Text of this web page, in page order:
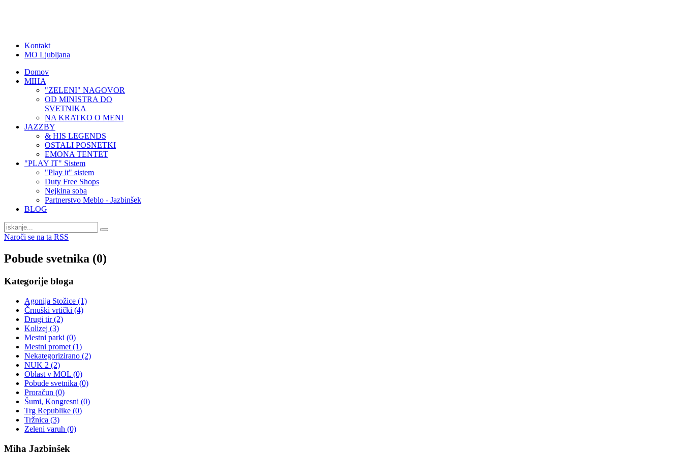
Kontakt
MO Ljubljana
Domov
MIHA
"ZELENI" NAGOVOR
OD MINISTRA DO
SVETNIKA
NA KRATKO O MENI
JAZZBY
& HIS LEGENDS
OSTALI POSNETKI
EMONA TENTET
"PLAY IT" Sistem
"Play it" sistem
Duty Free Shops
Nejkina soba
Partnerstvo Meblo - Jazbinšek
BLOG
Naroči se na ta RSS
Pobude svetnika (0)
Kategorije bloga
Agonija Stožice (1)
Črnuški vrtički (4)
Drugi tir(2)
Kolizej (3)
Mestni parki (0)
Mestni promet (1)
Nekategorizirano (2)
NUK 2 (2)
Oblast v MOL (0)
Pobude svetnika (0)
Proračun (0)
Šumi, Kongresni (0)
Trg Republike (0)
Tržnica (3)
Zeleni varuh (0)
Miha Jazbinšek